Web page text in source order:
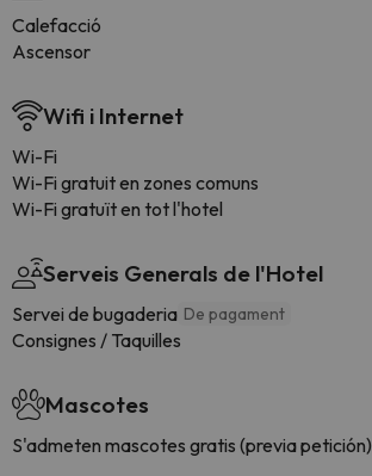
Calefacció
Ascensor
Wifi i Internet
Wi-Fi
Wi-Fi gratuit en zones comuns
Wi-Fi gratuït en tot l'hotel
Serveis Generals de l'Hotel
Servei de bugaderia De pagament
Consignes / Taquilles
Mascotes
S'admeten mascotes gratis (previa petición)